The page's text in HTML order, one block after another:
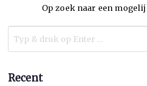
Op zoek naar een
Recent